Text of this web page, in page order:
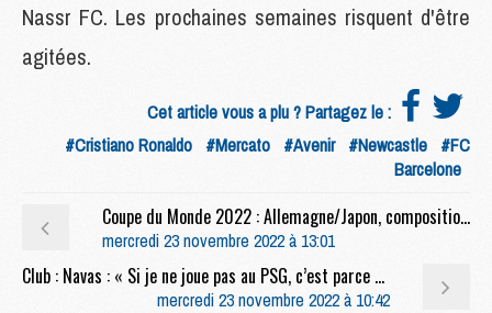
Nassr FC. Les prochaines semaines risquent d'être
agitées.
Cet article vous a plu ? Partagez le :
#Cristiano Ronaldo #Mercato #Avenir #Newcastle #FC
Barcelone
Coupe du Monde 2022 : Allemagne/Japon, composition et diffusion
mercredi 23 novembre 2022 à 13:01
Club : Navas : « Si je ne joue pas au PSG, c’est parce que quelqu’un ne veut pas que je joue »
mercredi 23 novembre 2022 à 10:42